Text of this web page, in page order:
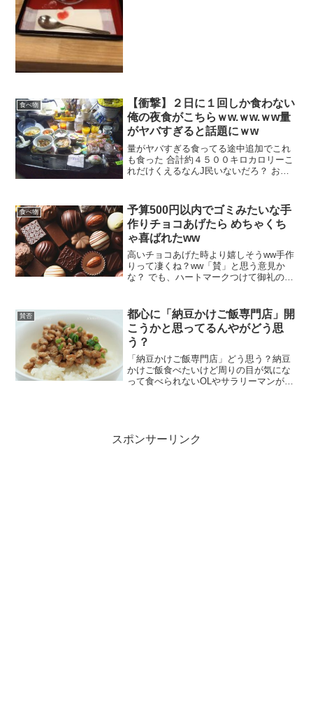
食べ物
【衝撃】２日に１回しか食わない
俺の夜食がこちらｗw.ｗw.ｗw量
がヤバすぎると話題にｗw
量がヤバすぎる食ってる途中追加でこれ
も食った 合計約４５００キロカロリーこ
れだけくえるなんJ民いないだろ？ お前
わない日耐えられるんか？ 余裕むしろ食
事回数が少ない...
食べ物
予算500円以内でゴミみたいな手
作りチョコあげたら めちゃくち
ゃ喜ばれたww
高いチョコあげた時より嬉しそうww手作
りって凄くね？ww「賛」と思う意見か
な？ でも、ハートマークつけて御礼のラ
プーンで潰して溶かした板チョコ混ぜて
家にあったア...
賛否
都心に「納豆かけご飯専門店」開
こうかと思ってるんやがどう思
う？
「納豆かけご飯専門店」どう思う？納豆
かけご飯食べたいけど周りの目が気にな
って食べられないOLやサラリーマンがタ
スポンサーリンク